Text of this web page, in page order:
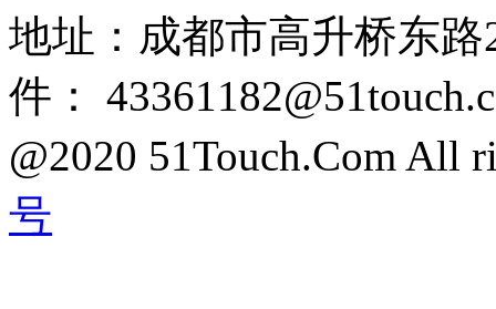
地址：成都市高升桥东
件：
@2020 51Touch.Com All
号